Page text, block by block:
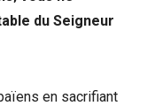
du Seigneur
en sacrifiant